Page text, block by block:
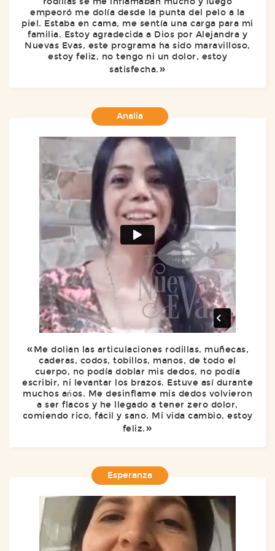
empeoró me dolía desde la punta del pelo a la
piel. Estaba en cama, me sentía una carga para mi
familia. Estoy agradecida a Dios por Alejandra y
Nuevas Evas, este programa ha sido maravilloso,
estoy feliz, no tengo ni un dolor, estoy
satisfecha.
Analia
Me dolian las articulaciones rodillas, muñecas,
caderas, codos, tobillos, manos, de todo el
cuerpo, no podía doblar mis dedos, no podía
escribir, ni levantar los brazos. Estuve así durante
muchos ańos. Me desinflame mis dedos volvieron
a ser flacos y he llegado a tener zero dolor,
comiendo rico, fácil y sano. Mi vida cambio, estoy
feliz.
Esperanza